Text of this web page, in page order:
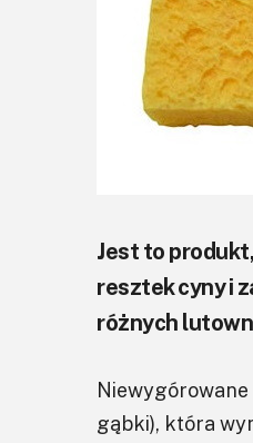
Jest to
resztek cyny i
różnych
Niewygórowane
gąbki), która